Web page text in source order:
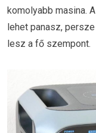
komolyabb masina.
lehet panasz,
lesz a fő szempont.